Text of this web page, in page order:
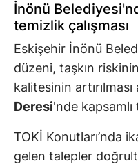
İnönü
temizlik çalışması
Eskişehir İnönü
düzeni, taşkın
kalitesinin artırılması
Deresi'nde kapsamlı
TOKİ Konutları’nda
gelen talepler